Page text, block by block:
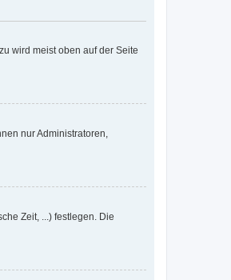
wird meist oben auf der Seite
nur Administratoren,
Zeit, ...) festlegen. Die